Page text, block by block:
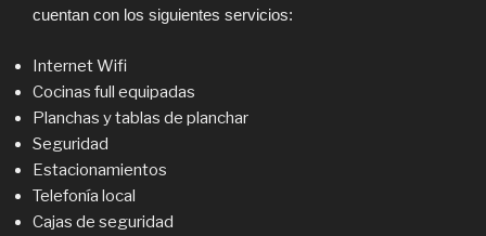
cuentan con los siguientes servicios:
Internet Wifi
Cocinas full equipadas
Planchas y tablas de planchar
Seguridad
Estacionamientos
Telefonía local
Cajas de seguridad